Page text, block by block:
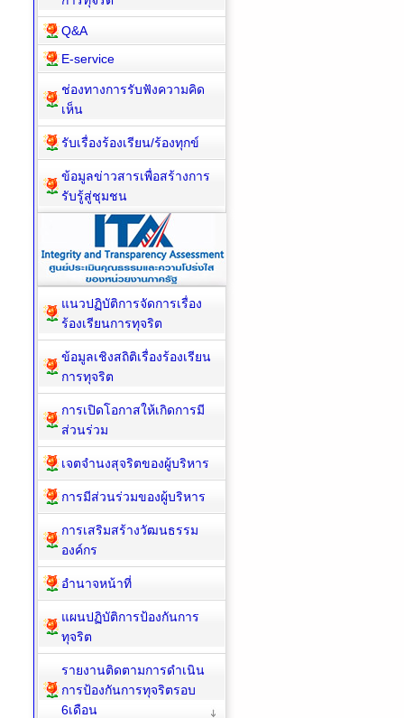
Q&A
E-service
ช่องทางการรับฟังความคิด
เห็น
รับเรื่องร้องเรียน/ร้องทุกข์
ข้อมูลข่าวสารเพื่อสร้างการ
รับรู้สู่ชุมชน
แนวปฏิบัติการจัดการเรื่อง
ร้องเรียนการทุจริต
ข้อมูลเชิงสถิติเรื่องร้องเรียน
การทุจริต
การเปิดโอกาสให้เกิดการมี
ส่วนร่วม
เจตจำนงสุจริตของผู้บริหาร
การมีส่วนร่วมของผู้บริหาร
การเสริมสร้างวัฒนธรรม
องค์กร
อำนาจหน้าที่
แผนปฏิบัติการป้องกันการ
ทุจริต
รายงานติดตามการดำเนิน
การป้องกันการทุจริตรอบ
6เดือน